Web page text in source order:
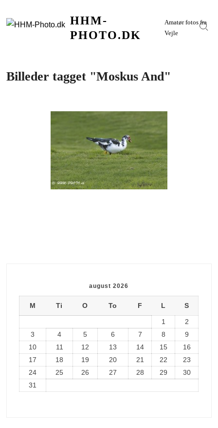
HHM-
PHOTO.DK
Amatør fotos fra
Vejle
Billeder tagget "Moskus And"
august 2026
M Ti O To F L S
1
2
3
4 5 6 7 8
9
10
11 12 13 14 15
16
17
18 19 20 21 22
23
24
25 26 27 28 29
30
31